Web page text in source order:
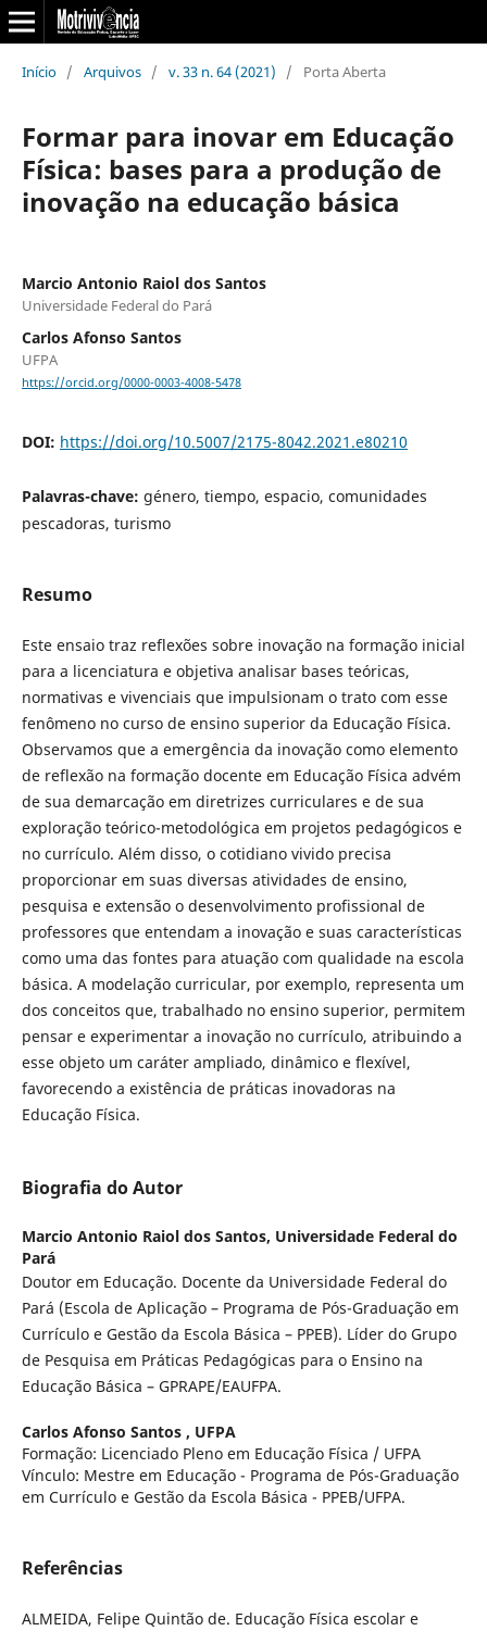
Início / Arquivos / v. 33 n. 64 (2021) / Porta Aberta
Formar para inovar em Educação
Física: bases para a produção de
inovação na educação básica
Marcio Antonio Raiol dos Santos
Universidade Federal do Pará
Carlos Afonso Santos
UFPA
https://orcid.org/0000-0003-4008-5478
DOI: https://doi.org/10.5007/2175-8042.2021.e80210
Palavras-chave: género, tiempo, espacio, comunidades
pescadoras, turismo
Resumo
Este ensaio traz reflexões sobre inovação na formação inicial
para a licenciatura e objetiva analisar bases teóricas,
normativas e vivenciais que impulsionam o trato com esse
fenômeno no curso de ensino superior da Educação Física.
Observamos que a emergência da inovação como elemento
de reflexão na formação docente em Educação Física advém
de sua demarcação em diretrizes curriculares e de sua
exploração teórico-metodológica em projetos pedagógicos e
no currículo. Além disso, o cotidiano vivido precisa
proporcionar em suas diversas atividades de ensino,
pesquisa e extensão o desenvolvimento profissional de
professores que entendam a inovação e suas características
como uma das fontes para atuação com qualidade na escola
básica. A modelação curricular, por exemplo, representa um
dos conceitos que, trabalhado no ensino superior, permitem
pensar e experimentar a inovação no currículo, atribuindo a
esse objeto um caráter ampliado, dinâmico e flexível,
favorecendo a existência de práticas inovadoras na
Educação Física.
Biografia do Autor
Marcio Antonio Raiol dos Santos, Universidade Federal do
Pará
Doutor em Educação. Docente da Universidade Federal do
Pará (Escola de Aplicação – Programa de Pós-Graduação em
Currículo e Gestão da Escola Básica – PPEB). Líder do Grupo
de Pesquisa em Práticas Pedagógicas para o Ensino na
Educação Básica – GPRAPE/EAUFPA.
Carlos Afonso Santos , UFPA
Formação: Licenciado Pleno em Educação Física / UFPA
Vínculo: Mestre em Educação - Programa de Pós-Graduação
em Currículo e Gestão da Escola Básica - PPEB/UFPA.
Referências
ALMEIDA, Felipe Quintão de. Educação Física escolar e